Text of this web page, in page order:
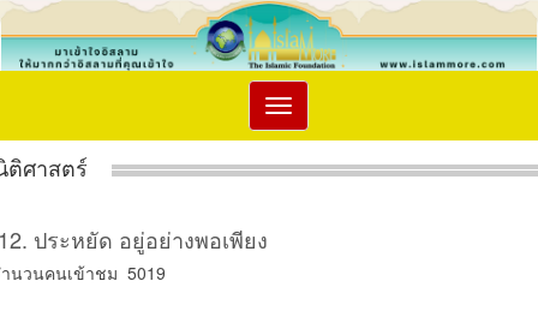
Toggle
navigation
ติศาสตร์
ประหยัด อยู่อย่างพอเพียง
นวนคนเข้าชม 5019